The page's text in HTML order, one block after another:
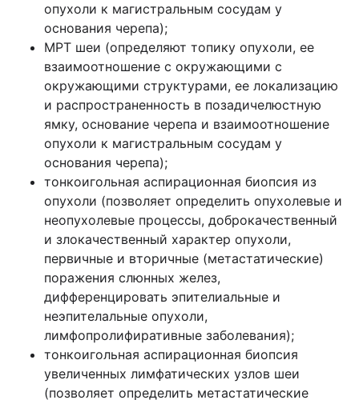
опухоли к магистральным сосудам у
основания черепа);
МРТ шеи (определяют топику опухоли, ее
взаимоотношение с окружающими с
окружающими структурами, ее локализацию
и распространенность в позадичелюстную
ямку, основание черепа и взаимоотношение
опухоли к магистральным сосудам у
основания черепа);
тонкоигольная аспирационная биопсия из
опухоли (позволяет определить опухолевые и
неопухолевые процессы, доброкачественный
и злокачественный характер опухоли,
первичные и вторичные (метастатические)
поражения слюнных желез,
дифференцировать эпителиальные и
неэпителальные опухоли,
лимфопролифиративные заболевания);
тонкоигольная аспирационная биопсия
увеличенных лимфатических узлов шеи
(позволяет определить метастатические